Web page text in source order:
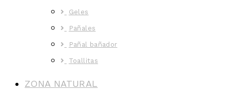
Geles
Pañales
Pañal bañador
Toallitas
ZONA NATURAL